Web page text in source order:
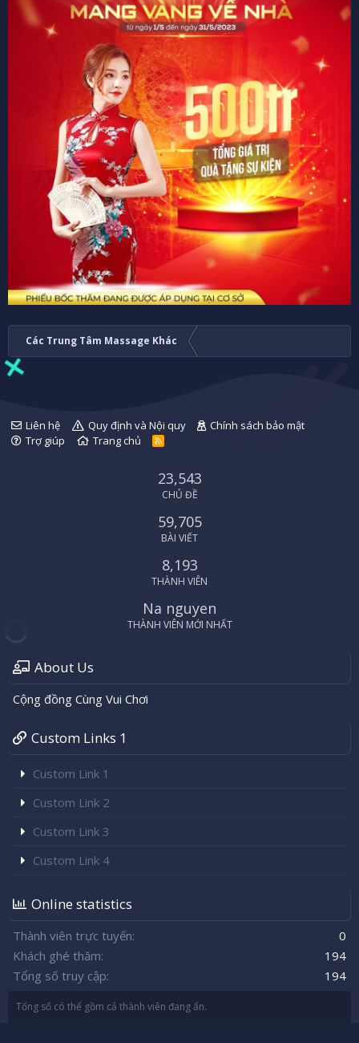
Các Trung Tâm Massage Khác
Liên hệ Quy định và Nội quy
Chính sách bảo mật
Trợ giúp
Trang chủ
R
23,543
CHỦ ĐỀ
59,705
BÀI VIẾT
8,193
THÀNH VIÊN
Na nguyen
THÀNH VIÊN MỚI NHẤT
About Us
Cộng đồng Cùng Vui Chơi
Custom Links 1
Custom Link 1
Custom Link 2
Custom Link 3
Custom Link 4
Online statistics
Thành viên trực tuyến
0
Khách ghé thăm
194
Tổng số truy cập
194
Tổng số có thể gồm cả thành viên đang ẩn.